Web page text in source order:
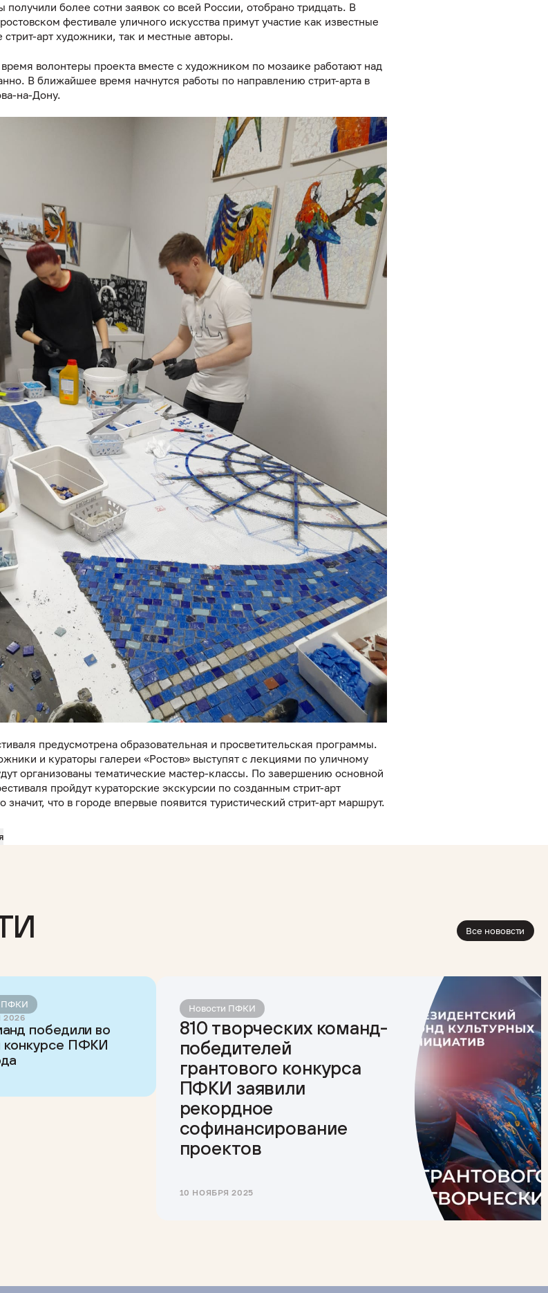
получили более сотни заявок со всей России, отобрано тридцать. В
фестивале уличного искусства примут участие как известные
арт художники, так и местные авторы.
волонтеры проекта вместе с художником по мозаике работают над
В ближайшее время начнутся работы по направлению стрит-арта в
на-Дону.
предусмотрена образовательная и просветительская программы.
и кураторы галереи «Ростов» выступят с лекциями по уличному
организованы тематические мастер-классы. По завершению основной
пройдут кураторские экскурсии по созданным стрит-арт
значит, что в городе впервые появится туристический стрит-арт маршрут.
Все нововсти
ПФКИ
2026
победили во
конкурсе ПФКИ
Новости ПФКИ
810 творческих команд-
победителей
грантового конкурса
ПФКИ заявили
рекордное
софинансирование
проектов
10 НОЯБРЯ 2025